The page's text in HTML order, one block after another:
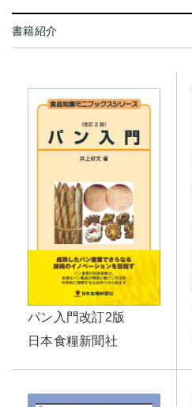
書籍紹介
パン入門改訂2版
日本食糧新聞社